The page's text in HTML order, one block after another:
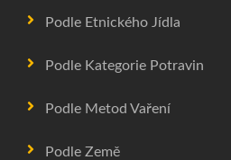
Podle Etnického Jídla
Podle Kategorie Potravin
Podle Metod Vaření
Podle Země